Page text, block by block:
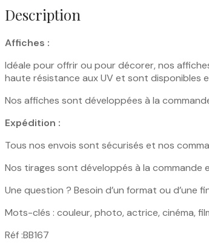
Description
Affiches :
Idéale pour offrir ou pour décorer, nos
haute résistance aux UV et sont disponibles
Nos affiches sont développées à la
Expédition :
Tous nos envois sont sécurisés et nos
Nos tirages sont développés à la commande
Une question ? Besoin d’un format ou d’une
Mots-clés : couleur, photo, actrice, cinéma,
Réf :BB167